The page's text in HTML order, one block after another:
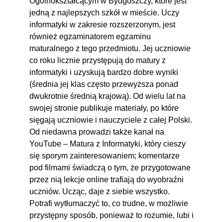
jedną z najlepszych szkół w mieście. Uczy
informatyki w zakresie rozszerzonym, jest
również egzaminatorem egzaminu
maturalnego z tego przedmiotu. Jej uczniowie
co roku licznie przystępują do matury z
informatyki i uzyskują bardzo dobre wyniki
(średnia jej klas często przewyższa ponad
dwukrotnie średnią krajową). Od wielu lat na
swojej stronie publikuje materiały, po które
sięgają uczniowie i nauczyciele z całej Polski.
Od niedawna prowadzi także kanał na
YouTube – Matura z Informatyki, który cieszy
się sporym zainteresowaniem; komentarze
pod filmami świadczą o tym, że przygotowane
przez nią lekcje online trafiają do wyobraźni
uczniów. Ucząc, daje z siebie wszystko.
Potrafi wytłumaczyć to, co trudne, w możliwie
przystępny sposób, ponieważ to rozumie, lubi i